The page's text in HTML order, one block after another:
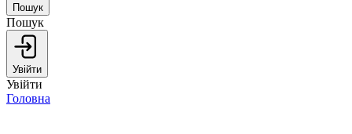
Пошук
Пошук
Увійти
Увійти
Головна